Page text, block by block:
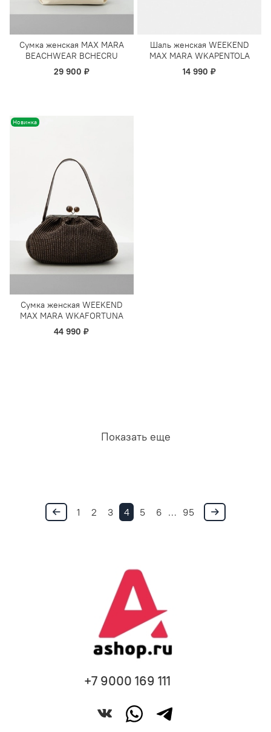
Сумка женская MAX MARA
BEACHWEAR BCHECRU
29 900 ₽
Шаль женская WEEKEND
MAX MARA WKAPENTOLA
14 990 ₽
Новинка
Сумка женская WEEKEND
MAX MARA WKAFORTUNA
44 990 ₽
Показать еще
1 2 3 4 5 6 … 95
+7 9000 169 111